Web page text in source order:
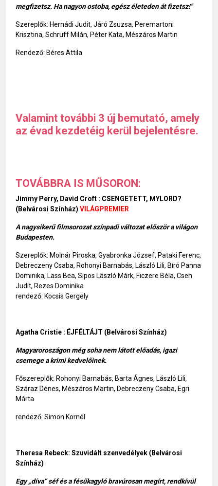
megfizetsz. Ha nagyon ostoba, egész életeden át fizetsz!"
Szereplők: Hernádi Judit, Járó Zsuzsa, Peremartoni
Krisztina, Schruff Milán, Péter Kata, Mészáros Martin
Rendező: Béres Attila
Valamint további 3 új bemutató, amely
az évad kezdetéig kerül bejelentésre.
TOVÁBBRA IS MŰSORON:
Jimmy Perry, David Croft : CSENGETETT, MYLORD?
(Belvárosi Színház) VILÁGPREMIER
A nagysikerű filmsorozat színpadi változat először a világon
Budapesten.
Szereplők: Molnár Piroska, Gyabronka József, Pataki Ferenc,
Debreczeny Csaba, Rohonyi Barnabás, László Lili, Bíró Panna
Dominika, Lass Bea, Sipos László Márk, Ficzere Béla, Cseh
Judit, Rezes Dominika
rendező: Kocsis Gergely
Agatha Cristie : ÉJFÉLTÁJT (Belvárosi Színház)
Magyaroroszágon még soha nem látott előadás, igazi
csemege a krimi kedvelőinek.
Főszereplők: Rohonyi Barnabás, Barta Ágnes, László Lili,
Száraz Dénes, Mészáros Martin, Debreczeny Csaba, Egri
Márta
rendező: Simon Kornél
Theresa Rebeck: Szuvidált szenvedélyek (Belvárosi
Színház)
Egy „díva” séf és a fésűkagyló bravúrosan megírt, rendkívül